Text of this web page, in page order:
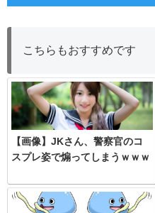
こちらもおすすめです
【画像】JKさん、警察官のコ
スプレ姿で煽ってしまうｗｗｗ